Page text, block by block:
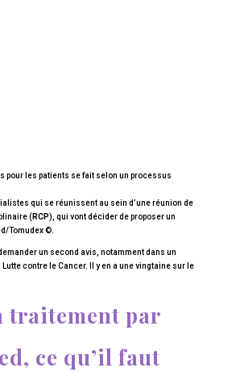
pour les patients se fait selon un processus
qui se réunissent au sein d’une réunion de
(RCP), qui vont décider de proposer un
Tomudex ©.
un second avis, notamment dans un
contre le Cancer. Il y en a une vingtaine sur le
traitement par
ce qu’il faut